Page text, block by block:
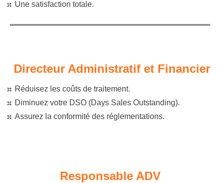
Une satisfaction totale.
Directeur Administratif et Financier
Réduisez les coûts de traitement.
Diminuez votre DSO (Days Sales Outstanding).
Assurez la conformité des réglementations.
Responsable ADV